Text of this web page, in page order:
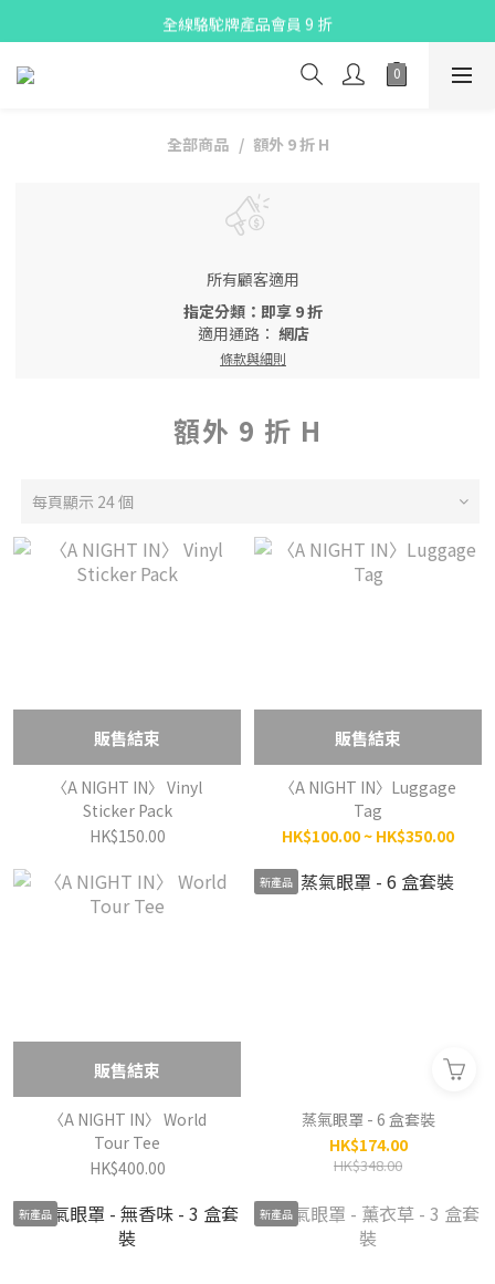
X Pay ！  新註冊用戶首單滿$80 即減$30
全線駱駝牌產品會員 9 折
購物折實滿$300可享免運費
全部商品
額外 9 折 H
所有顧客適用
指定分類：即享 9 折
適用通路： 網店
條款與細則
額外 9 折 H
每頁顯示 24 個
販售結束
〈A NIGHT IN〉 Vinyl
Sticker Pack
HK$150.00
販售結束
〈A NIGHT IN〉Luggage
Tag
HK$100.00 ~ HK$350.00
販售結束
〈A NIGHT IN〉 World
Tour Tee
HK$400.00
新產品
蒸氣眼罩 - 6 盒套裝
HK$174.00
HK$348.00
新產品 新產品